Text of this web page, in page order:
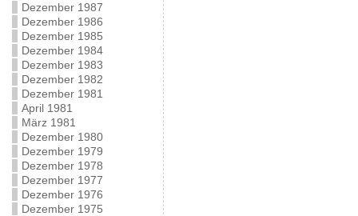
Dezember 1987
Dezember 1986
Dezember 1985
Dezember 1984
Dezember 1983
Dezember 1982
Dezember 1981
April 1981
März 1981
Dezember 1980
Dezember 1979
Dezember 1978
Dezember 1977
Dezember 1976
Dezember 1975